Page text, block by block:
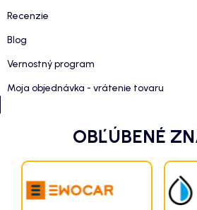
Recenzie
Blog
Vernostný program
Moja objednávka - vrátenie tovaru
OBĽÚBENÉ